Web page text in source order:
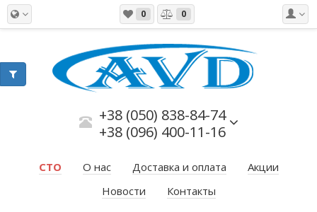
0 0
+38 (050) 838-84-74
+38 (096) 400-11-16
СТО О нас Доставка и оплата
Акции
Новости
Контакты